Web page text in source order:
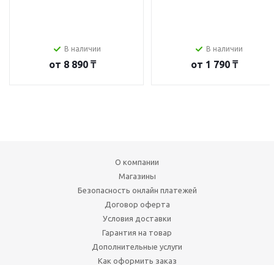
В наличии
от 8 890 ₸
В наличии
от 1 790 ₸
О компании
Магазины
Безопасность онлайн платежей
Договор оферта
Условия доставки
Гарантия на товар
Дополнительные услуги
Как оформить заказ